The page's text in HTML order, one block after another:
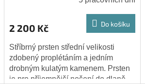
2 200 Kč Do košíku
Stříbrný prsten střední velikosti
zdobený proplétáním a jedním
drobným kulatým kamenem. Prsten
je pro příjemnější nošení do dlaně